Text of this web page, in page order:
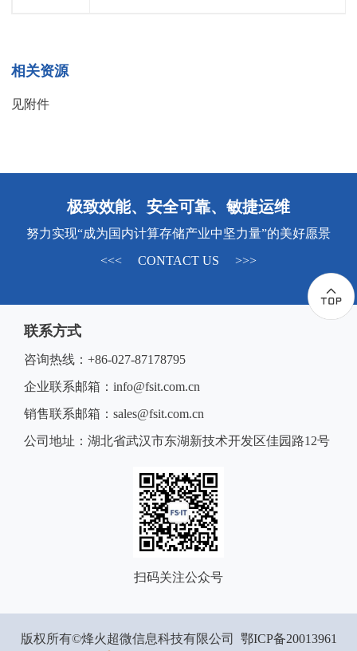
相关资源
见附件
极致效能、安全可靠、敏捷运维
努力实现“成为国内计算存储产业中坚力量”的美好愿景
<<< CONTACT US >>>
联系方式
咨询热线：+86-027-87178795
企业联系邮箱：info@fsit.com.cn
销售联系邮箱：sales@fsit.com.cn
公司地址：湖北省武汉市东湖新技术开发区佳园路12号
扫码关注公众号
版权所有©烽火超微信息科技有限公司 鄂ICP备20013961